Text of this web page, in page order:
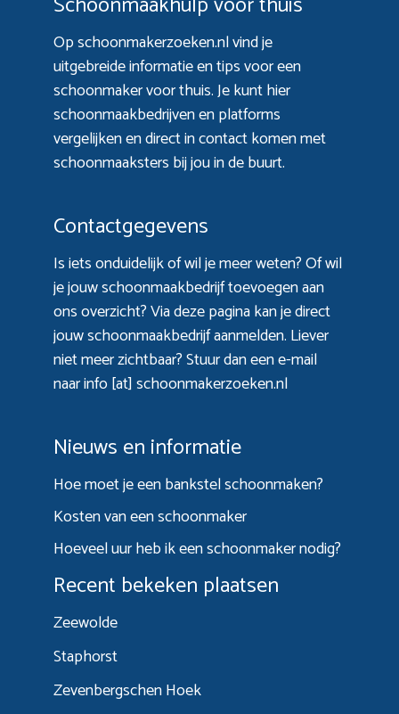
Op schoonmakerzoeken.nl vind je
uitgebreide informatie en tips voor een
schoonmaker voor thuis. Je kunt hier
schoonmaakbedrijven en platforms
vergelijken en direct in contact komen met
schoonmaaksters bij jou in de buurt.
Contactgegevens
Is iets onduidelijk of wil je meer weten? Of wil
je jouw schoonmaakbedrijf toevoegen aan
ons overzicht? Viadeze paginakan je direct
jouw schoonmaakbedrijf aanmelden. Liever
niet meer zichtbaar? Stuur dan een e-mail
naar info [at] schoonmakerzoeken.nl
Nieuws en informatie
Hoe moet je een bankstel schoonmaken?
Kosten van een schoonmaker
Hoeveel uur heb ik een schoonmaker nodig?
Recent bekeken plaatsen
Zeewolde
Staphorst
Zevenbergschen Hoek